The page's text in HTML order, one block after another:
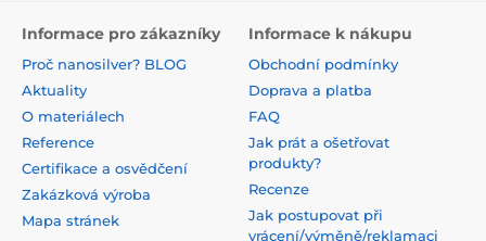
Informace pro zákazníky
Proč nanosilver? BLOG
Aktuality
O materiálech
Reference
Certifikace a osvědčení
Zakázková výroba
Mapa stránek
Informace k nákupu
Obchodní podmínky
Doprava a platba
FAQ
Jak prát a ošetřovat
produkty?
Recenze
Jak postupovat při
vrácení/výměně/reklamaci